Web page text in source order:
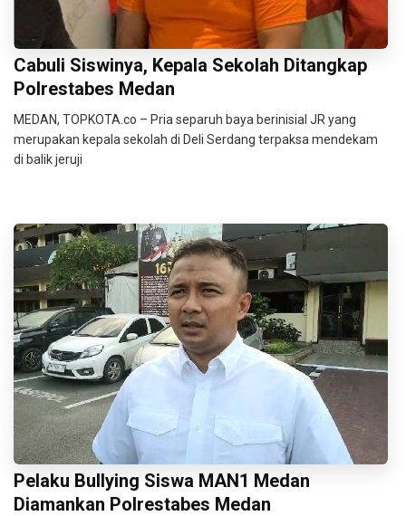
Cabuli Siswinya, Kepala Sekolah Ditangkap
Polrestabes Medan
MEDAN, TOPKOTA.co – Pria separuh baya berinisial JR yang
merupakan kepala sekolah di Deli Serdang terpaksa mendekam
di balik jeruji
Pelaku Bullying Siswa MAN1 Medan
Diamankan Polrestabes Medan